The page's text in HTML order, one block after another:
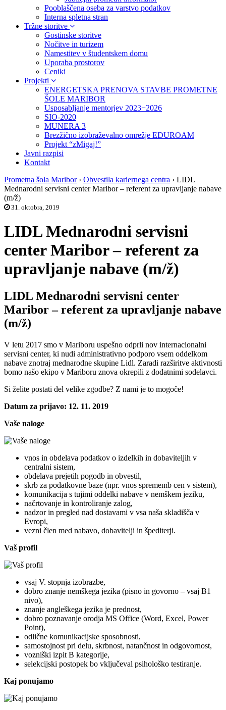
Pooblaščena oseba za varstvo podatkov
Interna spletna stran
Tržne storitve
Gostinske storitve
Nočitve in turizem
Namestitev v študentskem domu
Uporaba prostorov
Ceniki
Projekti
ENERGETSKA PRENOVA STAVBE PROMETNE
ŠOLE MARIBOR
Usposabljanje mentorjev 2023−2026
SIO-2020
MUNERA 3
Brezžično izobraževalno omrežje EDUROAM
Projekt “zMigaj!”
Javni razpisi
Kontakt
Prometna šola Maribor › Obvestila kariernega centra › LIDL
Mednarodni servisni center Maribor – referent za upravljanje nabave
(m/ž)
31. oktobra, 2019
LIDL Mednarodni servisni
center Maribor – referent za
upravljanje nabave (m/ž)
LIDL Mednarodni servisni center
Maribor – referent za upravljanje nabave
(m/ž)
V letu 2017 smo v Mariboru uspešno odprli nov internacionalni
servisni center, ki nudi administrativno podporo vsem oddelkom
nabave znotraj mednarodne skupine Lidl. Zaradi razširitve aktivnosti
bomo našo ekipo v Mariboru znova okrepili z dodatnimi sodelavci.
Si želite postati del velike zgodbe? Z nami je to mogoče!
Datum za prijavo: 12. 11. 2019
Vaše naloge
vnos in obdelava podatkov o izdelkih in dobaviteljih v
centralni sistem,
obdelava prejetih pogodb in obvestil,
skrb za podatkovne baze (npr. vnos sprememb cen v sistem),
komunikacija s tujimi oddelki nabave v nemškem jeziku,
načrtovanje in kontroliranje zalog,
nadzor in pregled nad dostavami v vsa naša skladišča v
Evropi,
vezni člen med nabavo, dobavitelji in špediterji.
Vaš profil
vsaj V. stopnja izobrazbe,
dobro znanje nemškega jezika (pisno in govorno – vsaj B1
nivo),
znanje angleškega jezika je prednost,
dobro poznavanje orodja MS Office (Word, Excel, Power
Point),
odlične komunikacijske sposobnosti,
samostojnost pri delu, skrbnost, natančnost in odgovornost,
vozniški izpit B kategorije,
selekcijski postopek bo vključeval psihološko testiranje.
Kaj ponujamo